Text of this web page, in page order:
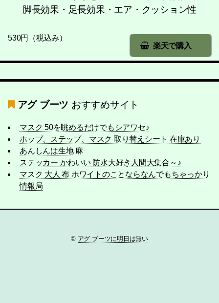
脚長効果・足長効果・エア・クッション性
楽天で購入
530円（税込み）
アグ ブーツ おすすめサイト
マスク 50を眺めるだけでもシアワセ♪
ホップ、ステップ、マスク 取り替えシート 在庫あり
あんしんは生地 麻
ステッカー かわいい 防水大好き人間大集合～♪
マスク 大人 布 ホワイトのことならなんでもちゃっかり
情報局
© アグ ブーツに明日は無い